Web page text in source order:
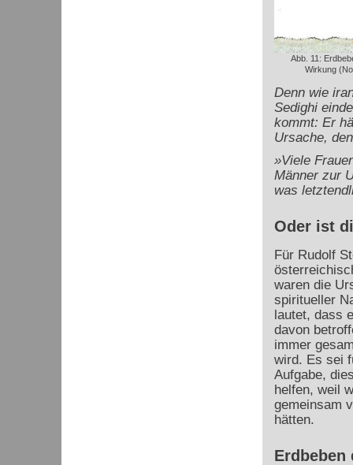
Abb. 11:
Wirkung
Denn wie
Sedighi
kommt: Er
Ursache,
»Viele
Männer zur
was
Oder ist
Für Rudolf
waren die
spiritueller
lautet, dass
davon
immer
wird. Es sei
Aufgabe,
helfen, weil
gemeinsam
hätten.
Erdbeben